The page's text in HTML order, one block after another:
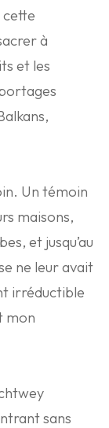
cette
à
et les
Un témoin
maisons,
et jusqu’au
ne leur avait
irréductible
mon
sans